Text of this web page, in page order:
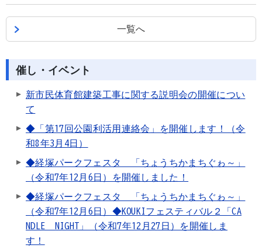
一覧へ
催し・イベント
新市民体育館建築工事に関する説明会の開催につい
て
◆「第17回公園利活用連絡会」を開催します！（令
和8年3月4日）
◆経塚パークフェスタ 「ちょうちかまちぐゎ～」
（令和7年12月6日）を開催しました！
◆経塚パークフェスタ 「ちょうちかまちぐゎ～」
（令和7年12月6日）◆KOUKIフェスティバル２「CA
NDLE NIGHT」（令和7年12月27日）を開催しま
す！